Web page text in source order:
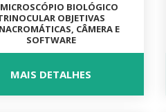
BIOLÓGICO
OBJETIVAS
CÂMERA E
SOFTWARE
MAIS DETALHES